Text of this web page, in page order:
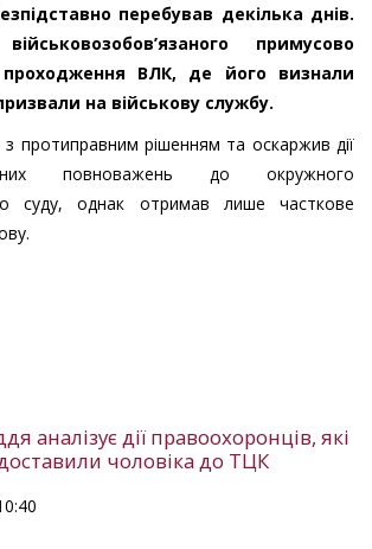
перебував декілька днів.
примусово
ВЛК, де його визнали
на військову службу.
з протиправним рішенням та оскаржив дії
повноважень до окружного
суду, однак отримав лише часткове
аналізує дії правоохоронців, які
чоловіка до ТЦК